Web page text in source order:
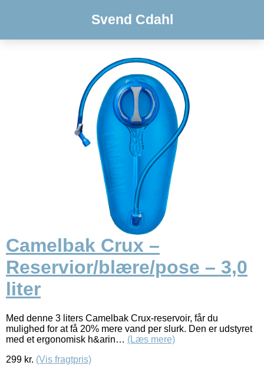
Svend Cdahl
Camelbak Crux –
Reservior/blære/pose – 3,0
liter
Med denne 3 liters Camelbak Crux-reservoir, får du
mulighed for at få 20% mere vand per slurk. Den er udstyret
med et ergonomisk h&arin… (Læs mere)
299 kr. (Vis fragtpris)